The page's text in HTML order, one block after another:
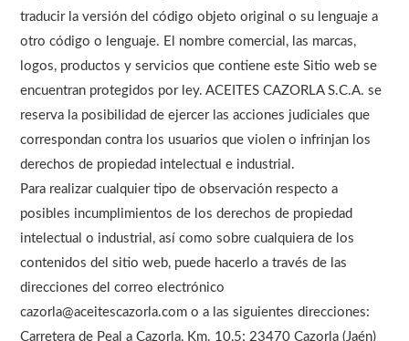
traducir la versión del código objeto original o su lenguaje a
otro código o lenguaje. El nombre comercial, las marcas,
logos, productos y servicios que contiene este Sitio web se
encuentran protegidos por ley. ACEITES CAZORLA S.C.A. se
reserva la posibilidad de ejercer las acciones judiciales que
correspondan contra los usuarios que violen o infrinjan los
derechos de propiedad intelectual e industrial.
Para realizar cualquier tipo de observación respecto a
posibles incumplimientos de los derechos de propiedad
intelectual o industrial, así como sobre cualquiera de los
contenidos del sitio web, puede hacerlo a través de las
direcciones del correo electrónico
cazorla@aceitescazorla.com o a las siguientes direcciones:
Carretera de Peal a Cazorla, Km. 10,5; 23470 Cazorla (Jaén)